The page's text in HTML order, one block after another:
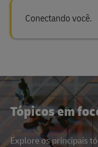
Conectando você.
Tópicos em
Explore os principais